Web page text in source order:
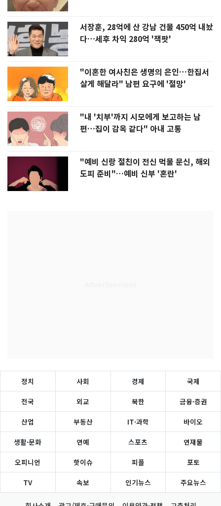
서장훈, 28억에 산 강남 건물 450억 내놨
다…세후 차익 280억 '잭팟'
"이혼한 여사친은 생명의 은인…한집서
살게 해달라" 남편 요구에 '절망'
"내 '치부'까지 시모에게 보고하는 남
편…집이 감옥 같다" 아내 고통
"예비 신랑 절친이 전신 먹물 문신, 해외
도피 준비"…예비 신부 '혼란'
정치 사회 경제 국제
전국 외교 북한 금융·증권
산업 부동산 IT·과학 바이오
생활·문화 연예 스포츠 연재물
오피니언 핫이슈 피플 포토
TV 속보 인기뉴스 주요뉴스